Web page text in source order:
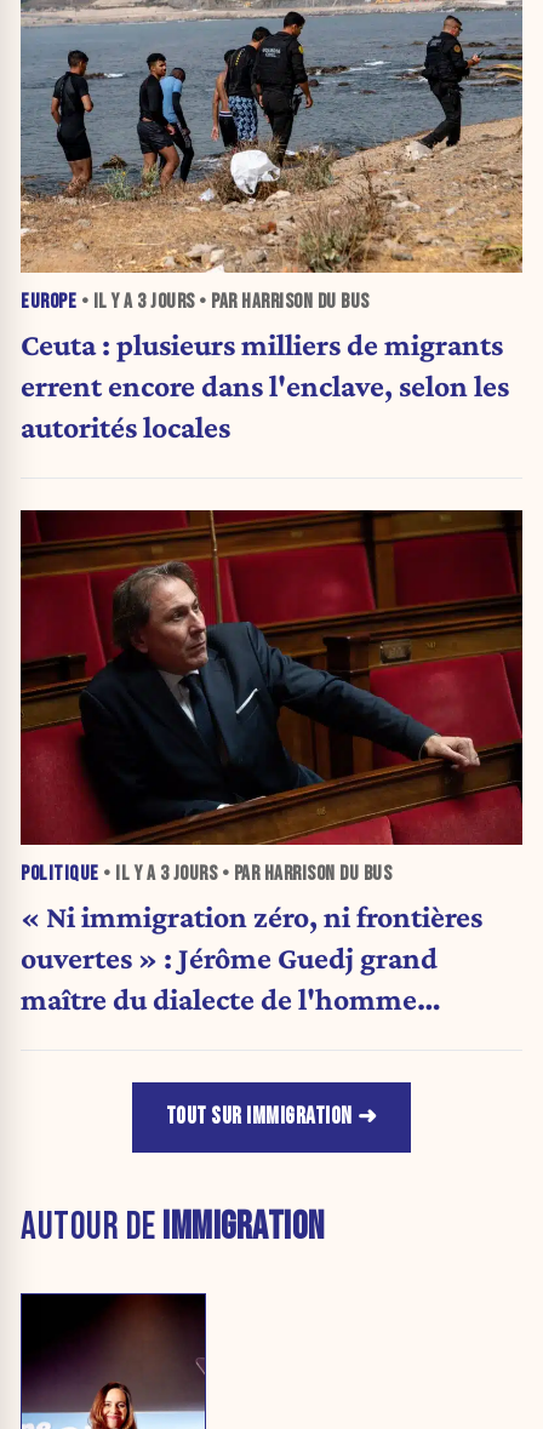
EUROPE • IL Y A 3 JOURS• PAR HARRISON DU BUS
Ceuta : plusieurs milliers de migrants
errent encore dans l'enclave, selon les
autorités locales
POLITIQUE • IL Y A 3 JOURS• PAR HARRISON DU BUS
« Ni immigration zéro, ni frontières
ouvertes » : Jérôme Guedj grand
maître du dialecte de l'homme
TOUT SUR IMMIGRATION
AUTOUR DEIMMIGRATION